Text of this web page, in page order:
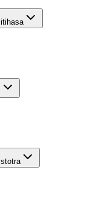
itihasa
stotra